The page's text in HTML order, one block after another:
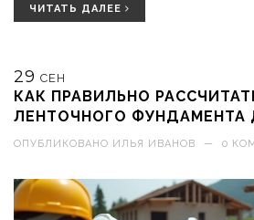
рекомендации по правильному ее
уникальные случаи, с которыми может
застройщик.
ЧИТАТЬ ДАЛЕЕ
29 СЕН
КАК ПРАВИЛЬНО
ЛЕНТОЧНОГО ФУНДАМЕНТА
ОПУБЛИКОВАНО ИЛЬЯ ИВАНОВ — 0